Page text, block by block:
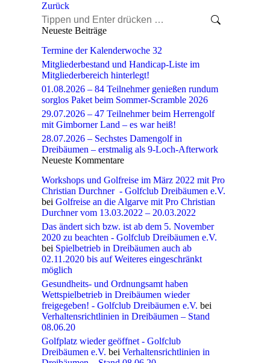
Zurück
Search:
Neueste Beiträge
Termine der Kalenderwoche 32
Mitgliederbestand und Handicap-Liste im
Mitgliederbereich hinterlegt!
01.08.2026 – 84 Teilnehmer genießen rundum
sorglos Paket beim Sommer-Scramble 2026
29.07.2026 – 47 Teilnehmer beim Herrengolf
mit Gimborner Land – es war heiß!
28.07.2026 – Sechstes Damengolf in
Dreibäumen – erstmalig als 9-Loch-Afterwork
Neueste Kommentare
Workshops und Golfreise im März 2022 mit Pro
Christian Durchner - Golfclub Dreibäumen e.V.
bei Golfreise an die Algarve mit Pro Christian
Durchner vom 13.03.2022 – 20.03.2022
Das ändert sich bzw. ist ab dem 5. November
2020 zu beachten - Golfclub Dreibäumen e.V.
bei Spielbetrieb in Dreibäumen auch ab
02.11.2020 bis auf Weiteres eingeschränkt
möglich
Gesundheits- und Ordnungsamt haben
Wettspielbetrieb in Dreibäumen wieder
freigegeben! - Golfclub Dreibäumen e.V. bei
Verhaltensrichtlinien in Dreibäumen – Stand
08.06.20
Golfplatz wieder geöffnet - Golfclub
Dreibäumen e.V. bei Verhaltensrichtlinien in